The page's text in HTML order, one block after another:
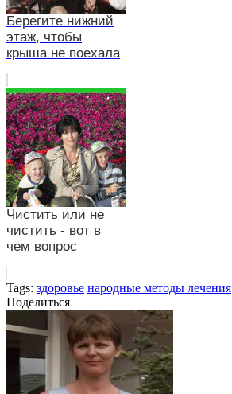
Берегите нижний
этаж, чтобы
крыша не поехала
Чистить или не
чистить - вот в
чем вопрос
Tags: здоровье народные методы лечения
Поделиться